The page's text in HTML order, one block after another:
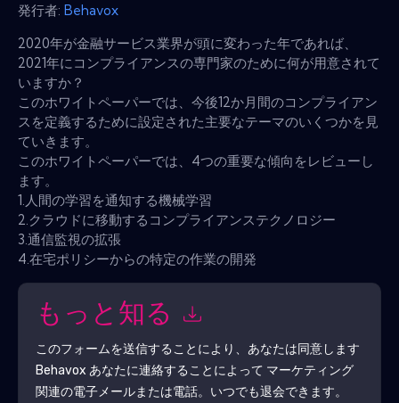
発行者: Behavox
2020年が金融サービス業界が頭に変わった年であれば、
2021年にコンプライアンスの専門家のために何が用意されて
いますか？
このホワイトペーパーでは、今後12か月間のコンプライアン
スを定義するために設定された主要なテーマのいくつかを見
ていきます。
このホワイトペーパーでは、4つの重要な傾向をレビューし
ます。
1.人間の学習を通知する機械学習
2.クラウドに移動するコンプライアンステクノロジー
3.通信監視の拡張
4.在宅ポリシーからの特定の作業の開発
もっと知る
このフォームを送信することにより、あなたは同意します
Behavox あなたに連絡することによって マーケティング
関連の電子メールまたは電話。いつでも退会できます。